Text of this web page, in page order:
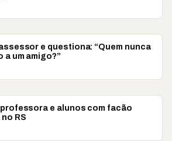
e questiona: “Quem nunca
a um amigo?”
e alunos com facão
RS